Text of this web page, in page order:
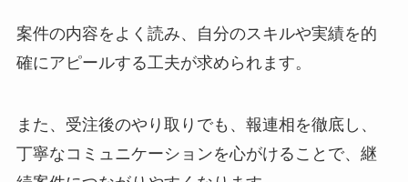
案件の内容をよく読み、自分のスキルや実績を的
確にアピールする工夫が求められます。
また、受注後のやり取りでも、報連相を徹底し、
丁寧なコミュニケーションを心がけることで、継